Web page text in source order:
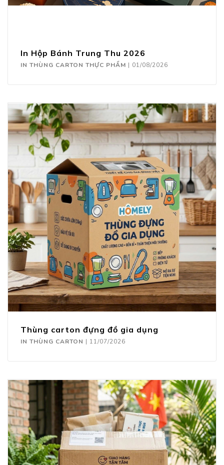
In Hộp Bánh Trung Thu 2026
IN THÙNG CARTON THỰC PHẨM | 01/08/2026
Thùng carton đựng đồ gia dụng
IN THÙNG CARTON | 11/07/2026